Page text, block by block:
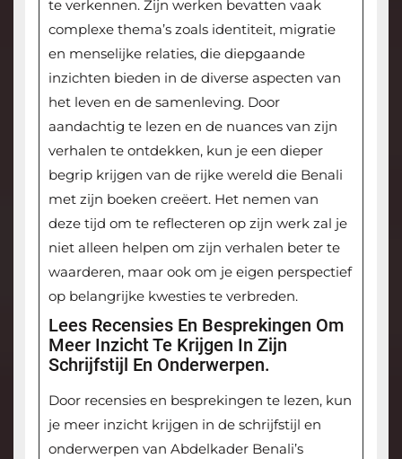
te verkennen. Zijn werken bevatten vaak
complexe thema’s zoals identiteit, migratie
en menselijke relaties, die diepgaande
inzichten bieden in de diverse aspecten van
het leven en de samenleving. Door
aandachtig te lezen en de nuances van zijn
verhalen te ontdekken, kun je een dieper
begrip krijgen van de rijke wereld die Benali
met zijn boeken creëert. Het nemen van
deze tijd om te reflecteren op zijn werk zal je
niet alleen helpen om zijn verhalen beter te
waarderen, maar ook om je eigen perspectief
op belangrijke kwesties te verbreden.
Lees Recensies En Besprekingen Om
Meer Inzicht Te Krijgen In Zijn
Schrijfstijl En Onderwerpen.
Door recensies en besprekingen te lezen, kun
je meer inzicht krijgen in de schrijfstijl en
onderwerpen van Abdelkader Benali’s